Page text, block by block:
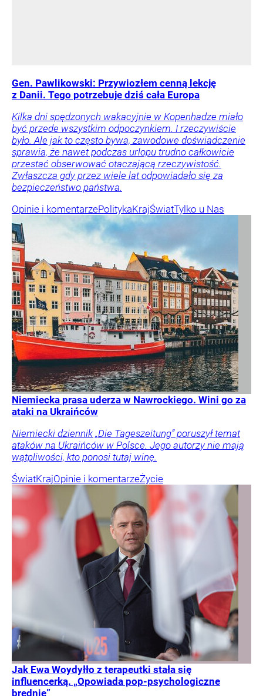
Gen. Pawlikowski: Przywiozłem cenną lekcję
z Danii. Tego potrzebuje dziś cała Europa
Kilka dni spędzonych wakacyjnie w Kopenhadze miało
być przede wszystkim odpoczynkiem. I rzeczywiście
było. Ale jak to często bywa, zawodowe doświadczenie
sprawia, że nawet podczas urlopu trudno całkowicie
przestać obserwować otaczającą rzeczywistość.
Zwłaszcza gdy przez wiele lat odpowiadało się za
bezpieczeństwo państwa.
Opinie i komentarzePolitykaKrajŚwiatTylko u Nas
Niemiecka prasa uderza w Nawrockiego. Wini go za
ataki na Ukraińców
Niemiecki dziennik „Die Tageszeitung” poruszył temat
ataków na Ukraińców w Polsce. Jego autorzy nie mają
wątpliwości, kto ponosi tutaj winę.
ŚwiatKrajOpinie i komentarzeŻycie
Jak Ewa Woydyłło z terapeutki stała się
influencerką. „Opowiada pop-psychologiczne
brednie”